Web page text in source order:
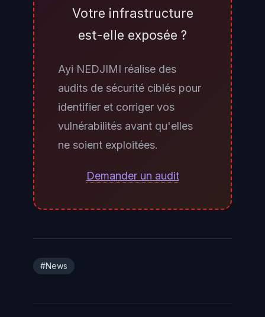
domaine sur des marchés de
SpyCloud ou Have I Been Pwned
Enterprise), alertes de scan sur
vos équipements VPN ou RDP
détections d'outils de
BloodHound
SharpHound
votre EDR. Un service de cyber-
forums cybercriminels peut
utilise.
Votre infrastructure
est-elle exposée ?
Ayi NEDJIMI réalise des
audits de sécurité ciblés pour
identifier et corriger vos
vulnérabilités avant qu'elles
ne soient exploitées.
Demander un audit
#News